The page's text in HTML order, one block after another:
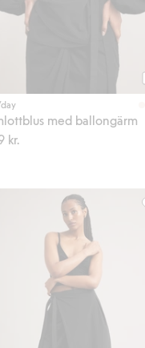
med ballongärm
kr.
barrel fit, Lägg till i